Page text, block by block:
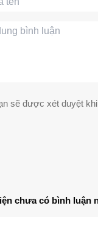
sẽ được xét duyệt
chưa có bình luận